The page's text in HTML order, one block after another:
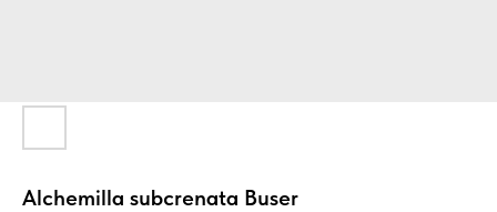
Alchemilla subcrenata Buser